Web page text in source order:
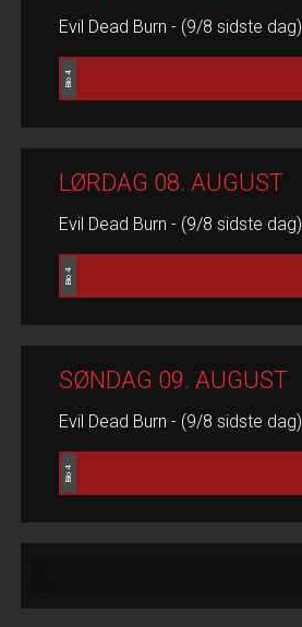
Evil Dead Burn - (9/8 sidste dag)
Bio 4
LØRDAG 08. AUGUST
Evil Dead Burn - (9/8 sidste dag)
Bio 4
SØNDAG 09. AUGUST
Evil Dead Burn - (9/8 sidste dag)
Bio 4